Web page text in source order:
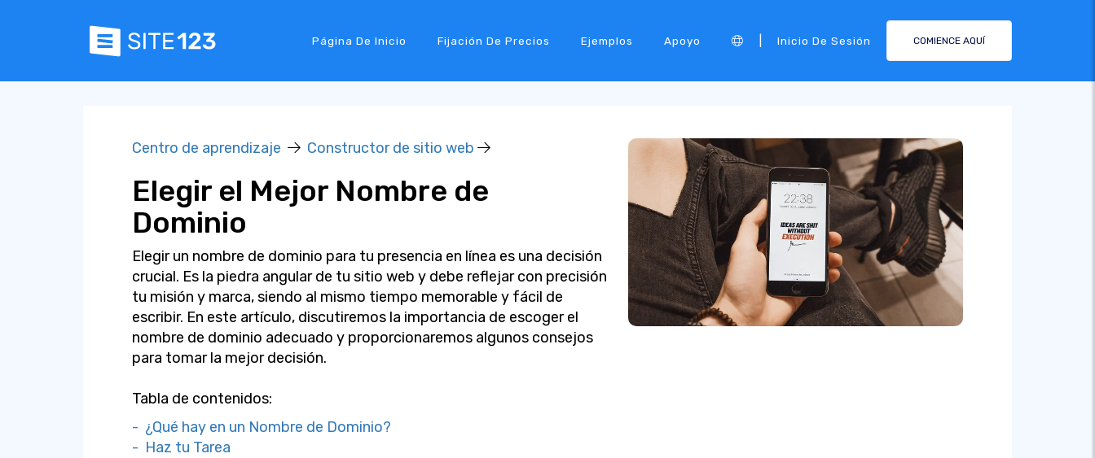
Página De Inicio Fijación De Precios Ejemplos Apoyo Inicio De Sesión COMIENCE AQUÍ
Centro de aprendizaje Constructor de sitio web
Elegir el Mejor Nombre de
Dominio
Elegir un nombre de dominio para tu presencia en línea es una decisión
crucial. Es la piedra angular de tu sitio web y debe reflejar con precisión
tu misión y marca, siendo al mismo tiempo memorable y fácil de
escribir. En este artículo, discutiremos la importancia de escoger el
nombre de dominio adecuado y proporcionaremos algunos consejos
para tomar la mejor decisión.
Tabla de contenidos:
- ¿Qué hay en un Nombre de Dominio?
- Haz tu Tarea